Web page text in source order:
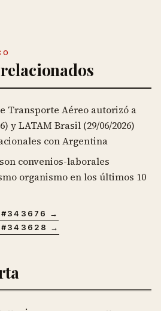
Transporte Aéreo autorizó a
y LATAM Brasil (29/06/2026)
con Argentina
convenios-laborales
organismo en los últimos 10
343676
→
343628 →